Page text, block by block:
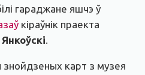
гараджане яшчэ ў
кіраўнік праекта
.
карт з музея